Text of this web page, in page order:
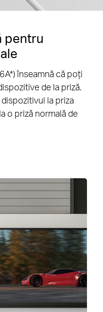
pentru
*) înseamnă că poți
de la priză.
la priza
o priză normală de